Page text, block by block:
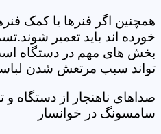
همچنین اگر فنرها یا کمک
خورده اند باید تعمیر
بخش های مهم در دستگاه
تواند سبب مرتعش شدن
صداهای ناهنجار از دستگاه و
سامسونگ در خوانسار